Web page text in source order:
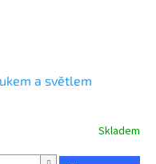
a světlem
Skladem